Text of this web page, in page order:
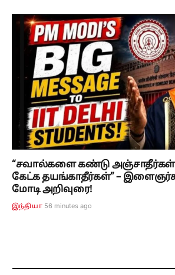
“சவால்களை கண்டு
கேட்க தயங்காதீர்கள்” –
மோடி அறிவுரை!
இந்தியா 56 minutes ago